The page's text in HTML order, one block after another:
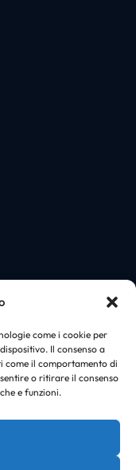
come i cookie per
Il consenso a
come il comportamento di
o ritirare il consenso
e funzioni.